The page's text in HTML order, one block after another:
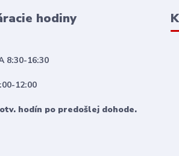
hodiny
8:30-16:30
12:00
hodín po predošlej dohode.